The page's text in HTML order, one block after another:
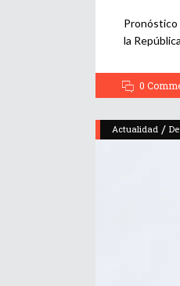
Pronóstico
la
0
Actualidad /